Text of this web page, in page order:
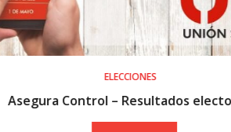
– Resultados electorales